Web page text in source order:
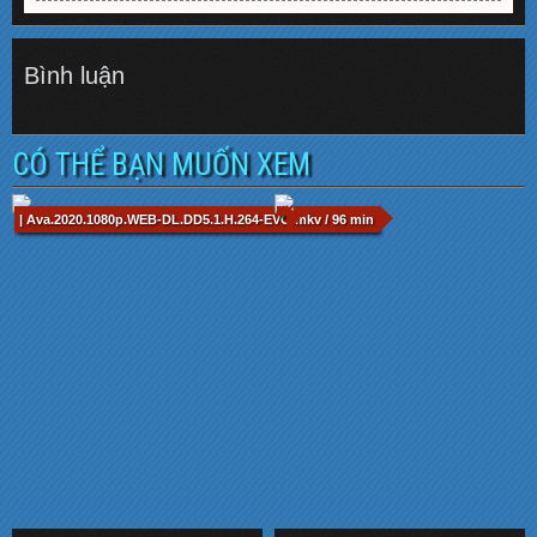
Bình luận
CÓ THỂ BẠN MUỐN XEM
| Ava.2020.1080p.WEB-DL.DD5.1.H.264-EVO.mkv / 96 min